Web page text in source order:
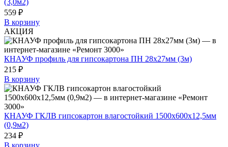
559 ₽
В корзину
АКЦИЯ
КНАУФ профиль для гипсокартона ПН 28х27мм (3м)
215 ₽
В корзину
КНАУФ ГКЛВ гипсокартон влагостойкий 1500х600х12,5мм
(0,9м2)
234 ₽
В корзину